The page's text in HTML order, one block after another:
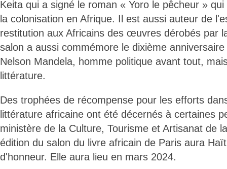
Keita qui a signé le roman « Yoro le pêcheur »
la colonisation en Afrique. Il est aussi auteur de
restitution aux Africains des œuvres dérobés par
salon a aussi commémore le dixième
Nelson Mandela, homme politique avant tout,
littérature.
Des trophées de récompense pour les efforts
littérature africaine ont été décernés à certaines
ministère de la Culture, Tourisme et Artisanat de
édition du salon du livre africain de Paris aura
d'honneur. Elle aura lieu en mars 2024.